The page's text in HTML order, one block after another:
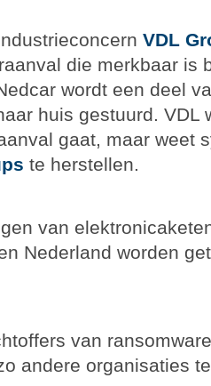
VDL
die merkbaar is
wordt een deel
huis gestuurd. VDL
gaat, maar weet
te herstellen.
van
Nederland worden
van
andere organisaties